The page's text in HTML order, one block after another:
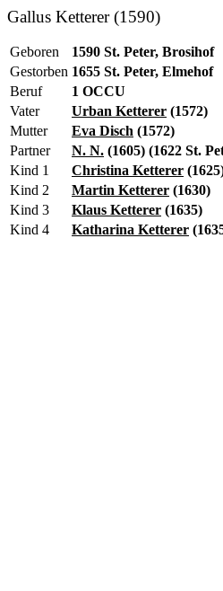
Gallus Ketterer (1590)
Geboren
1590 St. Peter, Brosihof
Gestorben 1655 St. Peter, Elmehof
Beruf
1 OCCU
Vater
Urban Ketterer (1572)
Mutter
Eva Disch (1572)
Partner
N. N. (1605) (1622 St.
Kind 1
Christina Ketterer
Kind 2
Martin Ketterer (1630)
Kind 3
Klaus Ketterer (1635)
Kind 4
Katharina Ketterer